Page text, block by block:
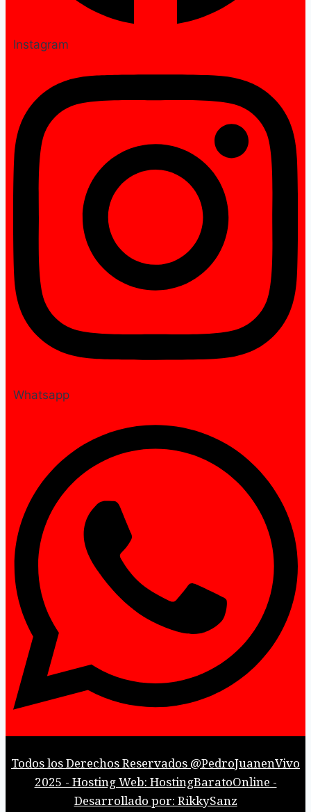
Instagram
Whatsapp
Todos los Derechos Reservados @PedroJuanenVivo
2025 - Hosting Web: HostingBaratoOnline -
Desarrollado por: RikkySanz